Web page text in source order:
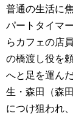
普通の生活に
パートタイマ
らカフェの店
の橋渡し役を
へと足を運ん
生・森田（森
につけ狙われ